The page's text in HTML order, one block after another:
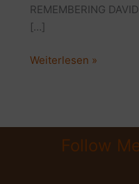
REMEMBERING
[…]
11
NOT
Weiterlesen »
Follow